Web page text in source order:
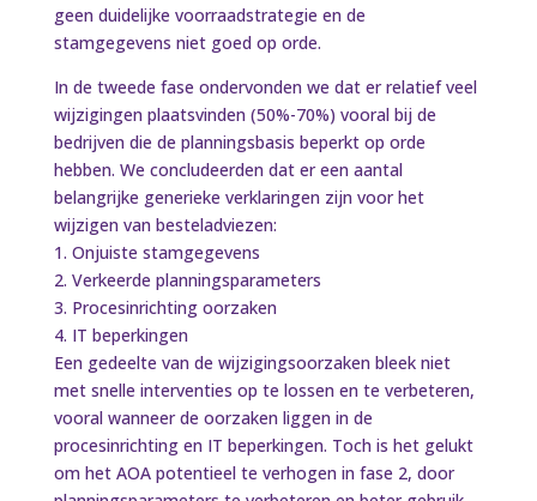
geen duidelijke voorraadstrategie en de
stamgegevens niet goed op orde.
In de tweede fase ondervonden we dat er relatief veel
wijzigingen plaatsvinden (50%-70%) vooral bij de
bedrijven die de planningsbasis beperkt op orde
hebben. We concludeerden dat er een aantal
belangrijke generieke verklaringen zijn voor het
wijzigen van besteladviezen:
1. Onjuiste stamgegevens
2. Verkeerde planningsparameters
3. Procesinrichting oorzaken
4. IT beperkingen
Een gedeelte van de wijzigingsoorzaken bleek niet
met snelle interventies op te lossen en te verbeteren,
vooral wanneer de oorzaken liggen in de
procesinrichting en IT beperkingen. Toch is het gelukt
om het AOA potentieel te verhogen in fase 2, door